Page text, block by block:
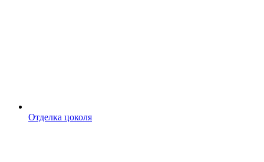
Отделка цоколя